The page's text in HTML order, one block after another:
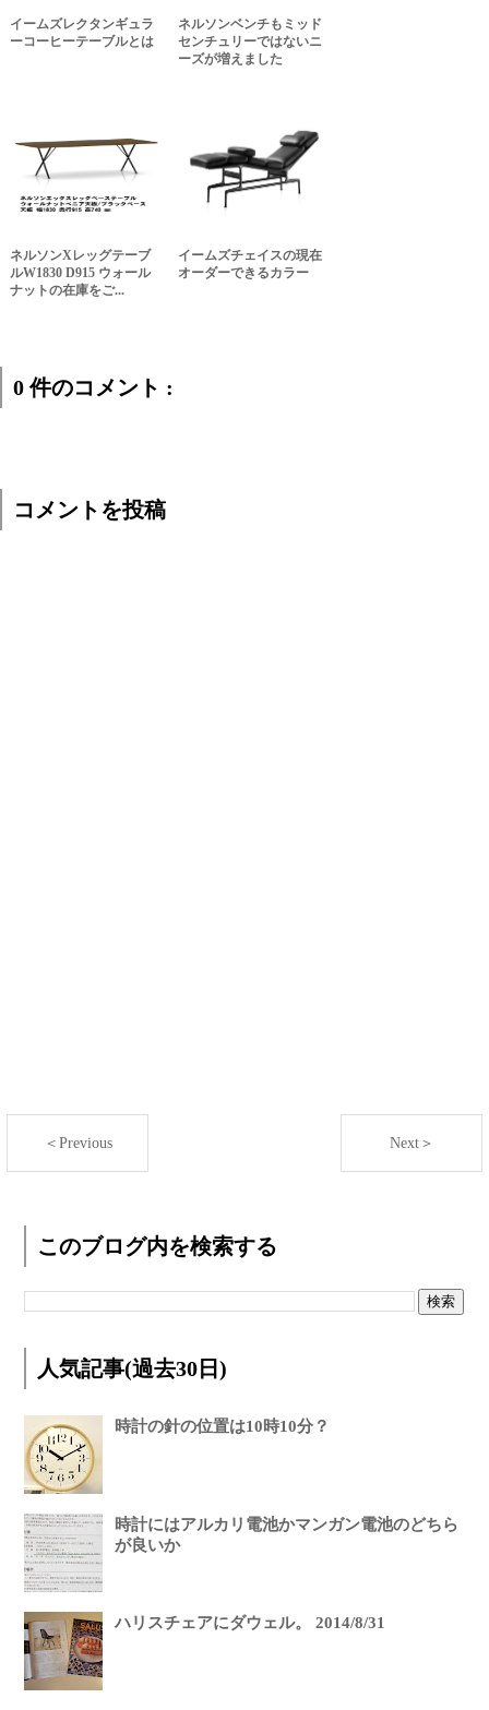
イームズレクタンギュラ
ーコーヒーテーブルとは
ネルソンベンチもミッド
センチュリーではないニ
ーズが増えました
ネルソンXレッグテーブ
ルW1830 D915 ウォール
ナットの在庫をご...
イームズチェイスの現在
オーダーできるカラー
0 件のコメント :
コメントを投稿
＜Previous Next＞
このブログ内を検索する
人気記事(過去30日)
時計の針の位置は10時10分？
時計にはアルカリ電池かマンガン電池のどちら
が良いか
ハリスチェアにダウェル。 2014/8/31